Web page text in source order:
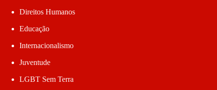
Direitos Humanos
Educação
Internacionalismo
Juventude
LGBT Sem Terra